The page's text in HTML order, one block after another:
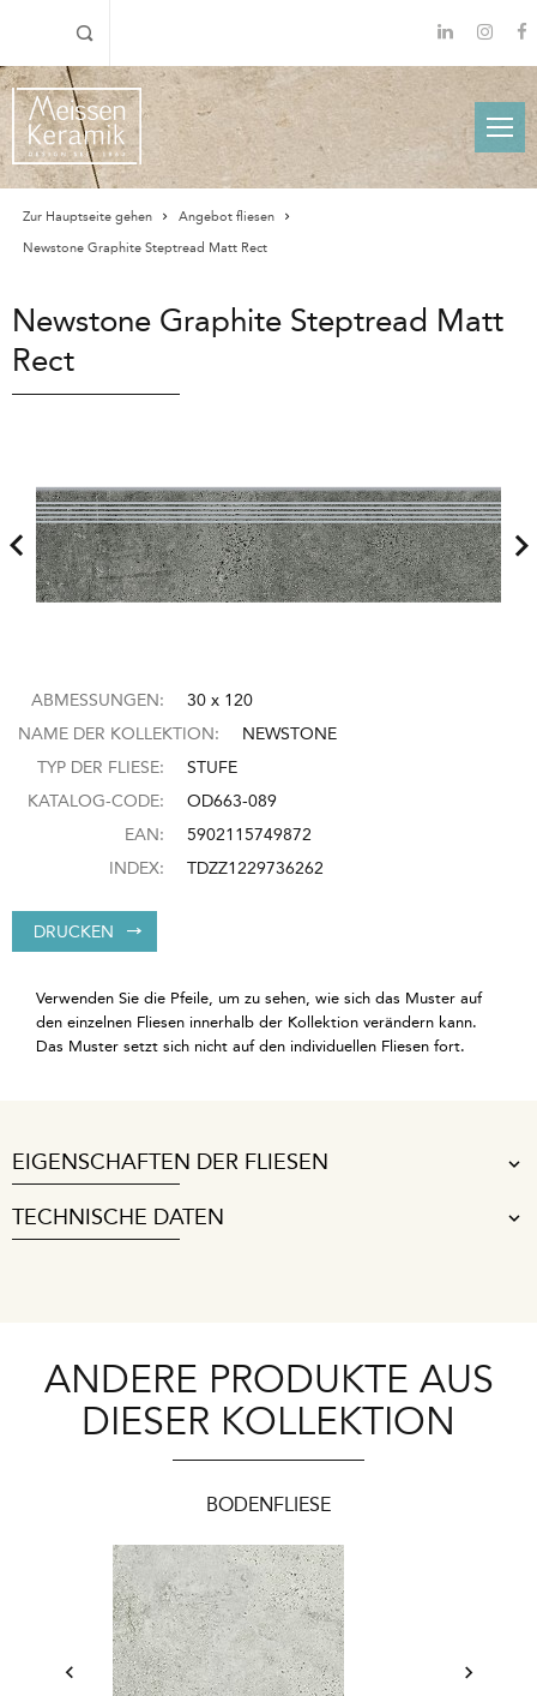
Zur Hauptseite gehen
Angebot fliesen
Newstone Graphite Steptread Matt Rect
Newstone Graphite Steptread Matt
Rect
ABMESSUNGEN:
30 x 120
NAME DER KOLLEKTION:
NEWSTONE
TYP DER FLIESE:
STUFE
KATALOG-CODE:
OD663-089
EAN:
5902115749872
INDEX:
TDZZ1229736262
DRUCKEN
Verwenden Sie die Pfeile, um zu sehen, wie sich das Muster auf
den einzelnen Fliesen innerhalb der Kollektion verändern kann.
Das Muster setzt sich nicht auf den individuellen Fliesen fort.
EIGENSCHAFTEN DER FLIESEN
TECHNISCHE DATEN
ANDERE PRODUKTE AUS
DIESER KOLLEKTION
BODENFLIESE